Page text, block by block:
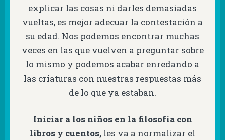
explicar las cosas ni darles demasiadas
vueltas, es mejor adecuar la contestación a
su edad. Nos podemos encontrar muchas
veces en las que vuelven a preguntar sobre
lo mismo y podemos acabar enredando a
las criaturas con nuestras respuestas más
de lo que ya estaban.
Iniciar a los niños en la filosofía con
libros y cuentos, les va a normalizar el